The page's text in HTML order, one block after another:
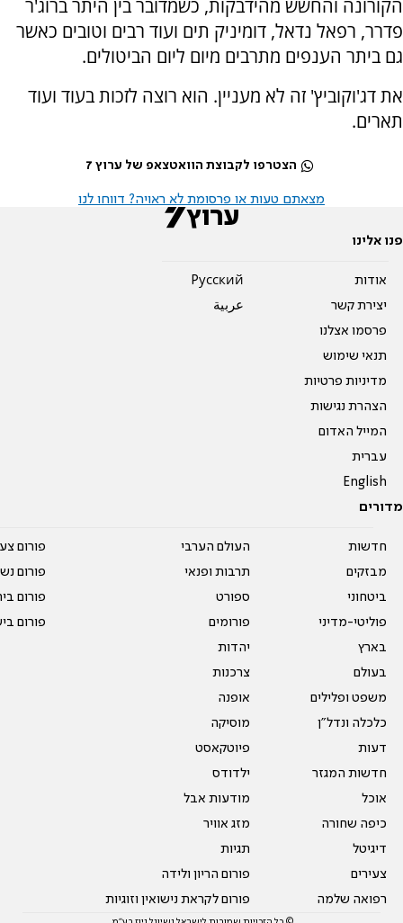
הקורונה והחשש מהידבקות, כשמדובר בין היתר ברוג'ר
פדרר, רפאל נדאל, דומיניק תים ועוד רבים וטובים כאשר
גם ביתר הענפים מתרבים מיום ליום הביטולים.
את דג'וקוביץ' זה לא מעניין. הוא רוצה לזכות בעוד ועוד
תארים.
הצטרפו לקבוצת הוואטצאפ של ערוץ 7
מצאתם טעות או פרסומת לא ראויה? דווחו לנו
פנו אלינו
אודות
יצירת קשר
פרסמו אצלנו
תנאי שימוש
מדיניות פרטיות
הצהרת נגישות
המייל האדום
עברית
English
Pусский
عربية
מדורים
חדשות
מבזקים
ביטחוני
פוליטי-מדיני
בארץ
בעולם
משפט ופלילים
כלכלה ונדל"ן
דעות
חדשות המגזר
אוכל
כיפה שחורה
דיגיטל
צעירים
רפואה שלמה
העולם הערבי
תרבות ופנאי
ספורט
פורומים
יהדות
צרכנות
אופנה
מוסיקה
פיוטקאסט
ילדודס
מודעות אבל
מזג אוויר
תגיות
פורום הריון ולידה
פורום לקראת נישואין וזוגיות
פורום
פורום
פורום
פורום